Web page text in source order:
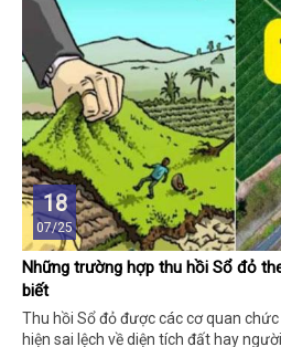
18
07/25
Những trường hợp thu hồi Sổ đỏ
biết
Thu hồi Sổ đỏ được các cơ quan
hiện sai lệch về diện tích đất hay